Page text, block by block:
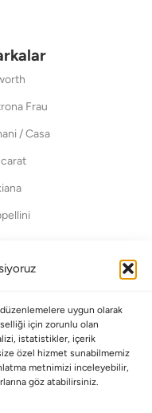
uygun olarak
için zorunlu olan
istatistikler, içerik
özel hizmet sunabilmemiz
metnimizi inceleyebilir,
göz atabilirsiniz.
Frau
/ Casa
Seçenekleri
ve Teslimat
Şartları
Politikası